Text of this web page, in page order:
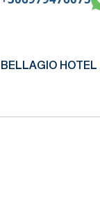
BELLAGIO